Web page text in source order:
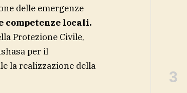
delle emergenze
locali.
Protezione Civile,
per il
la realizzazione della